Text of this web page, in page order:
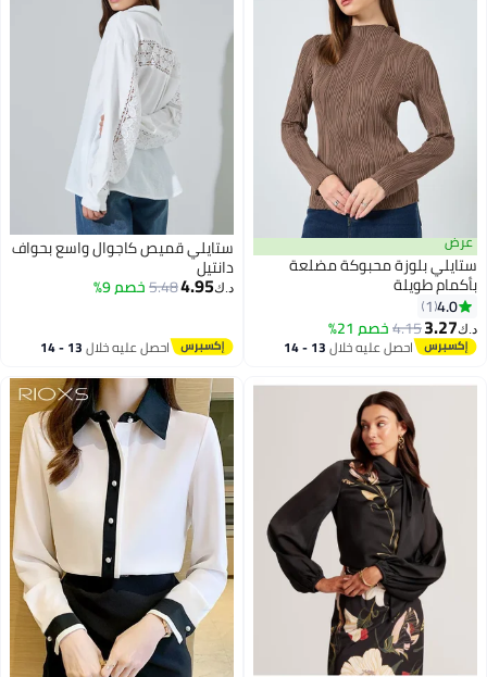
عرض
ستايلي بلوزة محبوكة مضلعة
بأكمام طويلة
4.0
1
د.ك‏3.27
4.15خصم 21%
احصل عليه خلال 13 - 14
ستايلي قميص كاجوال واسع بحواف
دانتيل
د.ك‏4.95
5.48خصم 9%
احصل عليه خلال 13 - 14